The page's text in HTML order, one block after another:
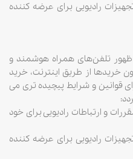
رادیویی برای عرضه کننده
ظهور تلفن‌های همراه هوشمند و
خریدها از طریق اینترنت، خرید
قوانین و شرایط پیچیده تری می
و ارتباطات رادیویی برای خود
رادیویی برای عرضه کننده